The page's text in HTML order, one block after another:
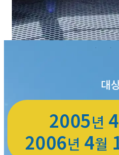
대
2005년 4
2006년 4월